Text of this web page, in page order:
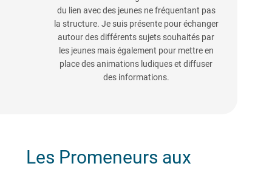
du lien avec des jeunes ne fréquentant pas
la structure. Je suis présente pour échanger
autour des différents sujets souhaités par
les jeunes mais également pour mettre en
place des animations ludiques et diffuser
des informations.
Les Promeneurs aux